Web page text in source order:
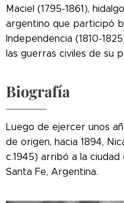
Maciel (1795-1861),
argentino que participó
Independencia (1810-
las guerras civiles de su
Biografía
Luego de ejercer unos
de origen, hacia 1894,
c.1945) arribó a la
Santa Fe, Argentina.